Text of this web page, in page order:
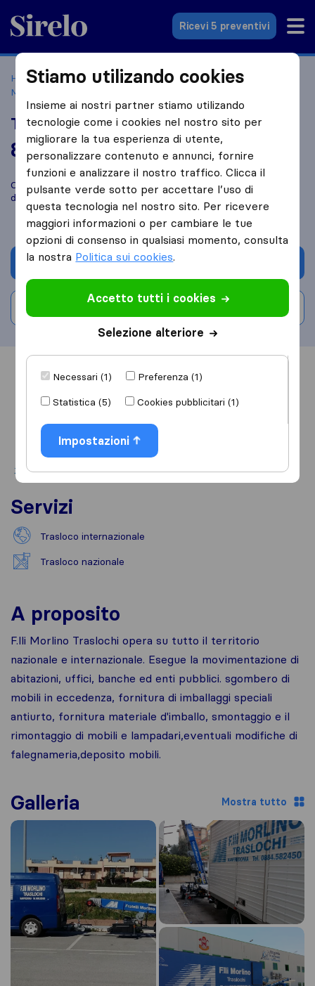
Sirelo.it
Ricevi 5 preventivi
Home
Le 10 migliori aziende di traslochi in Italia
Manfredonia
Traslochi F. Lli Morlino
8,2 basato su 13
recensioni di Sirelo e Google
i
Confronta Traslochi F. Lli Morlino con altreaziende di traslochi
di
Manfredonia
Chiedi preventivo
Informazioni Recensioni
Servizi
Trasloco internazionale
Trasloco nazionale
A proposito
F.lli Morlino Traslochi opera su tutto il territorio
nazionale e internazionale. Esegue la movimentazione di
abitazioni, uffici, banche ed enti pubblici. sgombero di
mobili in eccedenza, fornitura di imballaggi speciali
antiurto, fornitura materiale d'imballo, smontaggio e il
rimontaggio di mobili e lampadari,eventuali modifiche di
falegnameria,deposito mobili.
Galleria Mostra tutto
Stiamo utilizando cookies
Insieme ai nostri partner stiamo utilizando
tecnologie come i cookies nel nostro sito per
migliorare la tua esperienza di utente,
personalizzare contenuto e annunci, fornire
funzioni e analizzare il nostro traffico. Clicca il
pulsante verde sotto per accettare l’uso di
questa tecnologia nel nostro sito. Per ricevere
maggiori informazioni o per cambiare le tue
opzioni di consenso in qualsiasi momento, consulta
la nostra Politica sui cookies.
Accetto tutti i cookies
Selezione alteriore
Necessari (1)
Preferenza (1)
Statistica (5)
Cookies pubblicitari (1)
Impostazioni